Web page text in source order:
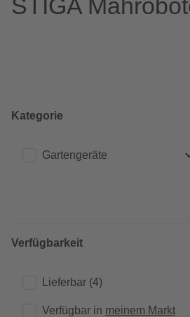
STIGA
Kategorie
Gartengeräte
Verfügbarkeit
Lieferbar (4)
Verfügbar in meinem Markt